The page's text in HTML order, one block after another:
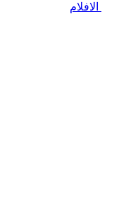
الافلام